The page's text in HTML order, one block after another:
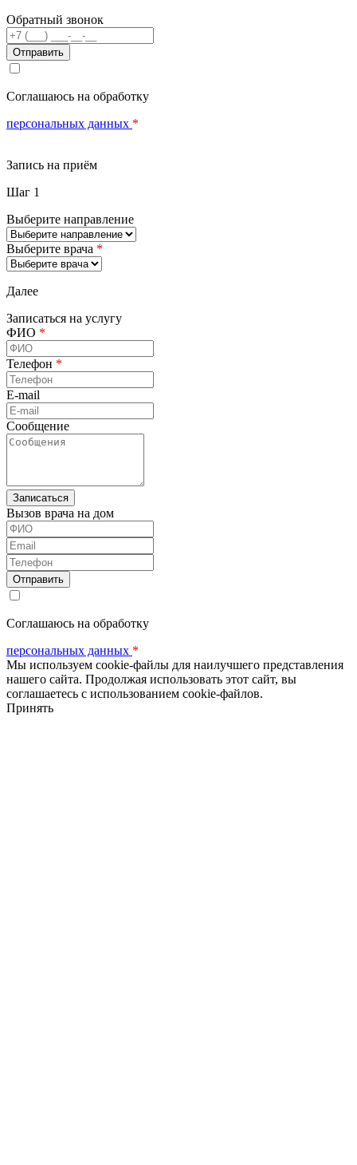
Обратный звонок
Телефон
Соглашаюсь на обработку
персональных данных *
Запись на приём
Шаг 1
Выберите направление
Выберите врача *
Далее
Записаться на услугу
ФИО *
Телефон *
E-mail
Сообщение
Вызов врача на дом
ФИО
Email
Телефон
Соглашаюсь на обработку
персональных данных *
Мы используем cookie-файлы для наилучшего представления
нашего сайта. Продолжая использовать этот сайт, вы
соглашаетесь с использованием cookie-файлов.
Принять